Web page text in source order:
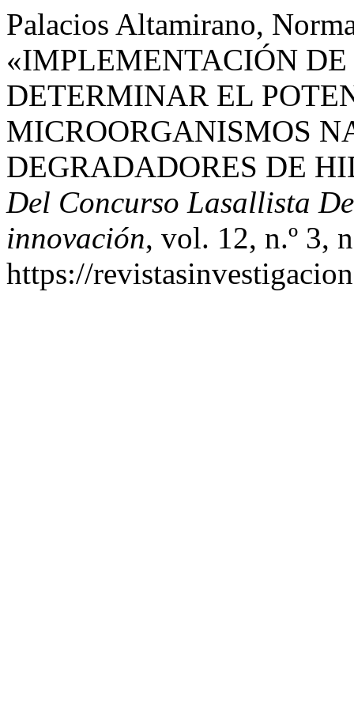
Palacios Altamirano,
«IMPLEMENTACIÓN
DETERMINAR EL
MICROORGANISMOS
DEGRADADORES DE
Del Concurso Lasallista
innovación, vol. 12, n.º 3,
https://